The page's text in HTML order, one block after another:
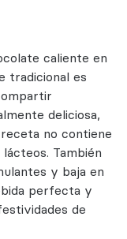
caliente en
tradicional es
deliciosa,
no contiene
También
y baja en
perfecta y
de